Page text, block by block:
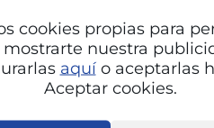
cookies propias para
nuestra
aquío aceptarlas
Aceptar cookies.